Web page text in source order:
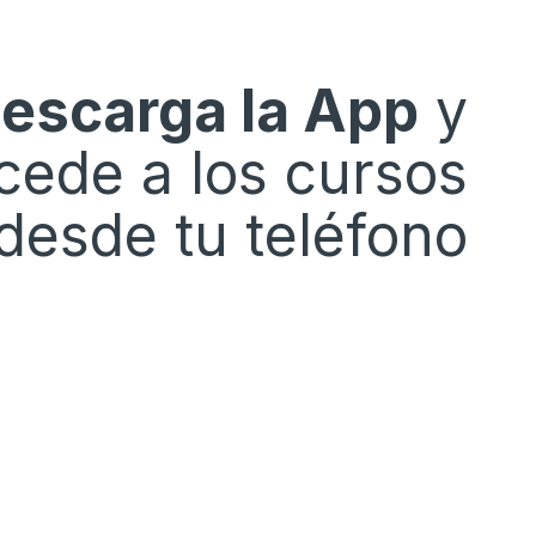
la App y
a los cursos
tu teléfono